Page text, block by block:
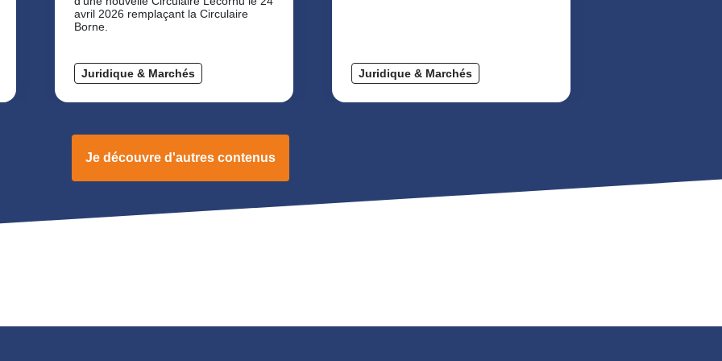
avril 2026 remplaçant la Circulaire
Borne.
Juridique & Marchés Juridique & Marchés
Je découvre d'autres contenus